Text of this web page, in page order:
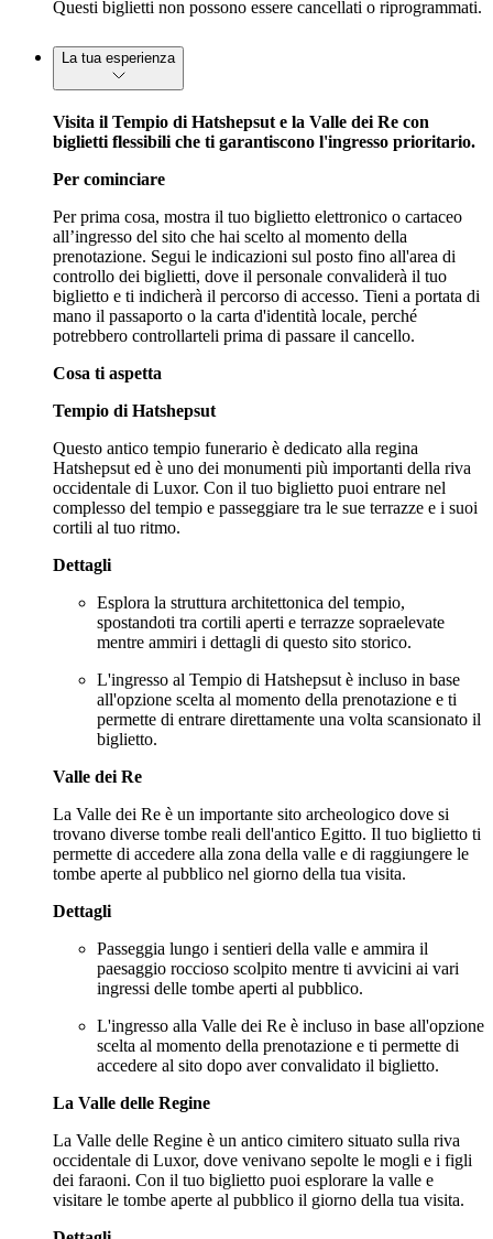
Questi biglietti non possono essere cancellati o riprogrammati.
La tua esperienza
Visita il Tempio di Hatshepsut e la Valle dei Re con
biglietti flessibili che ti garantiscono l'ingresso prioritario.
Per cominciare
Per prima cosa, mostra il tuo biglietto elettronico o cartaceo
all’ingresso del sito che hai scelto al momento della
prenotazione. Segui le indicazioni sul posto fino all'area di
controllo dei biglietti, dove il personale convaliderà il tuo
biglietto e ti indicherà il percorso di accesso. Tieni a portata di
mano il passaporto o la carta d'identità locale, perché
potrebbero controllarteli prima di passare il cancello.
Cosa ti aspetta
Tempio di Hatshepsut
Questo antico tempio funerario è dedicato alla regina
Hatshepsut ed è uno dei monumenti più importanti della riva
occidentale di Luxor. Con il tuo biglietto puoi entrare nel
complesso del tempio e passeggiare tra le sue terrazze e i suoi
cortili al tuo ritmo.
Dettagli
Esplora la struttura architettonica del tempio,
spostandoti tra cortili aperti e terrazze sopraelevate
mentre ammiri i dettagli di questo sito storico.
L'ingresso al Tempio di Hatshepsut è incluso in base
all'opzione scelta al momento della prenotazione e ti
permette di entrare direttamente una volta scansionato il
biglietto.
Valle dei Re
La Valle dei Re è un importante sito archeologico dove si
trovano diverse tombe reali dell'antico Egitto. Il tuo biglietto ti
permette di accedere alla zona della valle e di raggiungere le
tombe aperte al pubblico nel giorno della tua visita.
Dettagli
Passeggia lungo i sentieri della valle e ammira il
paesaggio roccioso scolpito mentre ti avvicini ai vari
ingressi delle tombe aperti al pubblico.
L'ingresso alla Valle dei Re è incluso in base all'opzione
scelta al momento della prenotazione e ti permette di
accedere al sito dopo aver convalidato il biglietto.
La Valle delle Regine
La Valle delle Regine è un antico cimitero situato sulla riva
occidentale di Luxor, dove venivano sepolte le mogli e i figli
dei faraoni. Con il tuo biglietto puoi esplorare la valle e
visitare le tombe aperte al pubblico il giorno della tua visita.